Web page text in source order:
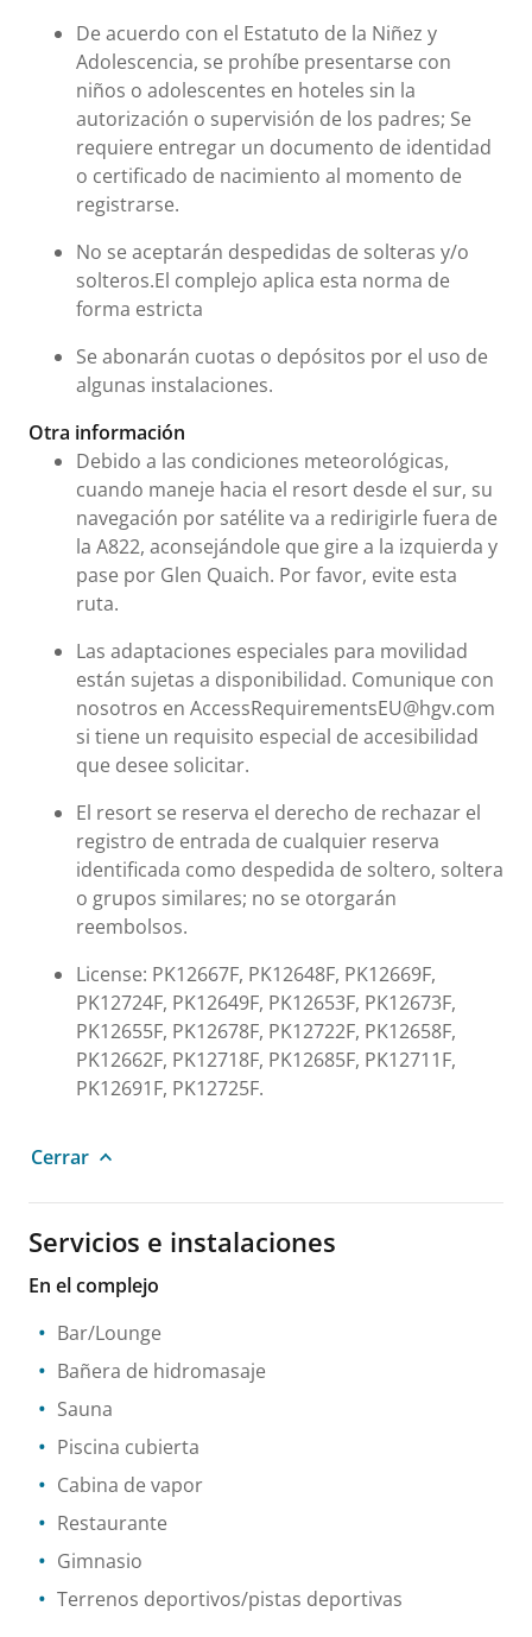
De acuerdo con el Estatuto de la Niñez y
Adolescencia, se prohíbe presentarse con
niños o adolescentes en hoteles sin la
autorización o supervisión de los padres; Se
requiere entregar un documento de identidad
o certificado de nacimiento al momento de
registrarse.
No se aceptarán despedidas de solteras y/o
solteros.El complejo aplica esta norma de
forma estricta
Se abonarán cuotas o depósitos por el uso de
algunas instalaciones.
Otra información
Debido a las condiciones meteorológicas,
cuando maneje hacia el resort desde el sur, su
navegación por satélite va a redirigirle fuera de
la A822, aconsejándole que gire a la izquierda y
pase por Glen Quaich. Por favor, evite esta
ruta.
Las adaptaciones especiales para movilidad
están sujetas a disponibilidad. Comunique con
nosotros en AccessRequirementsEU@hgv.com
si tiene un requisito especial de accesibilidad
que desee solicitar.
El resort se reserva el derecho de rechazar el
registro de entrada de cualquier reserva
identificada como despedida de soltero, soltera
o grupos similares; no se otorgarán
reembolsos.
License: PK12667F, PK12648F, PK12669F,
PK12724F, PK12649F, PK12653F, PK12673F,
PK12655F, PK12678F, PK12722F, PK12658F,
PK12662F, PK12718F, PK12685F, PK12711F,
PK12691F, PK12725F.
Cerrar
Servicios e instalaciones
En el complejo
Bar/Lounge
Bañera de hidromasaje
Sauna
Piscina cubierta
Cabina de vapor
Restaurante
Gimnasio
Terrenos deportivos/pistas deportivas